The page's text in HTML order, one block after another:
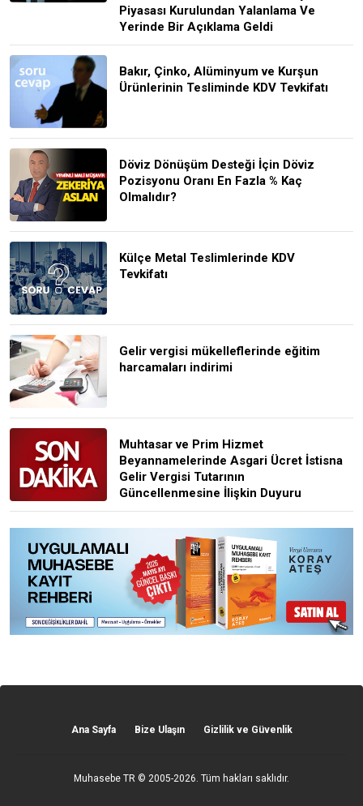
Piyasası Kurulundan Yalanlama Ve
Yerinde Bir Açıklama Geldi
Bakır, Çinko, Alüminyum ve Kurşun
Ürünlerinin Tesliminde KDV Tevkifatı
Döviz Dönüşüm Desteği İçin Döviz
Pozisyonu Oranı En Fazla % Kaç
Olmalıdır?
Külçe Metal Teslimlerinde KDV
Tevkifatı
Gelir vergisi mükelleflerinde eğitim
harcamaları indirimi
Muhtasar ve Prim Hizmet
Beyannamelerinde Asgari Ücret İstisna
Gelir Vergisi Tutarının
Güncellenmesine İlişkin Duyuru
Ana Sayfa Bize Ulaşın Gizlilik ve Güvenlik
Muhasebe TR © 2005-2026. Tüm hakları saklıdır.